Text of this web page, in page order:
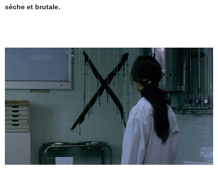
sèche et brutale.